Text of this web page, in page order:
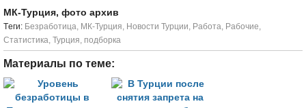
МК-Турция, фото архив
Tеги: Безработица, МК-Турция, Новости Турции, Работа, Рабочие,
Статистика, Турция, подборка
Материалы по теме: